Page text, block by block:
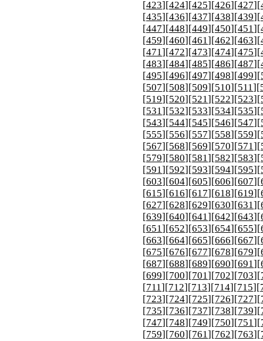
[423][424][425][426][427][
[435][436][437][438][439][
[447][448][449][450][451][
[459][460][461][462][463][
[471][472][473][474][475][
[483][484][485][486][487][
[495][496][497][498][499][
[507][508][509][510][511][
[519][520][521][522][523][
[531][532][533][534][535][
[543][544][545][546][547][
[555][556][557][558][559][
[567][568][569][570][571][
[579][580][581][582][583][
[591][592][593][594][595][
[603][604][605][606][607][
[615][616][617][618][619][
[627][628][629][630][631][
[639][640][641][642][643][
[651][652][653][654][655][
[663][664][665][666][667][
[675][676][677][678][679][
[687][688][689][690][691][
[699][700][701][702][703][
[711][712][713][714][715][
[723][724][725][726][727][
[735][736][737][738][739][
[747][748][749][750][751][
[759][760][761][762][763][